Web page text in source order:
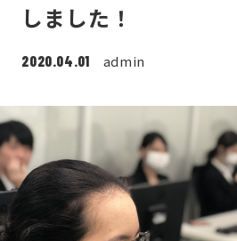
しました！
2020.04.01 admin